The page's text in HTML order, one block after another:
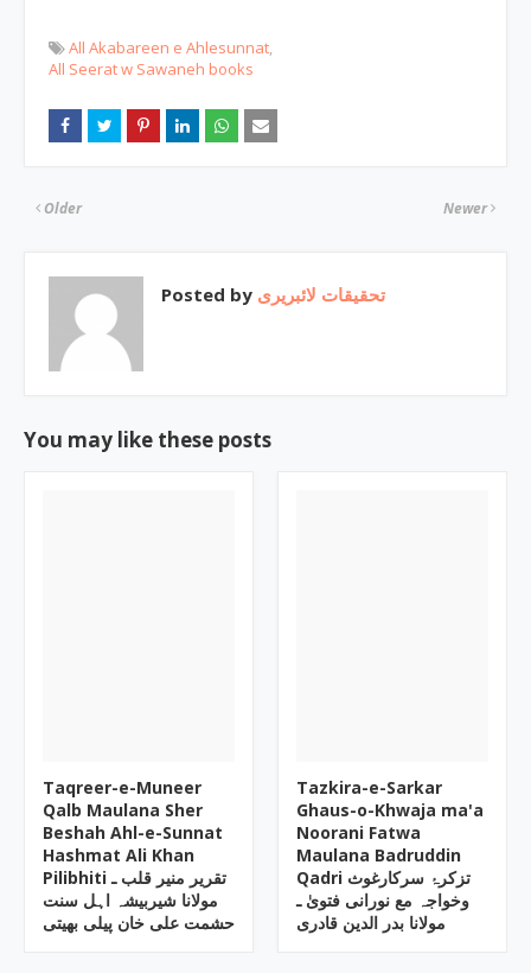
All Akabareen e Ahlesunnat
All Seerat w Sawaneh books
Newer
Older
Posted by تحقیقات لائبریری
You may like these posts
Taqreer-e-Muneer
Qalb Maulana Sher
Beshah Ahl-e-Sunnat
Hashmat Ali Khan
Pilibhiti تقریر منیر قلب ـ
مولانا شیربیشہ اہل سنت
حشمت علی خان پیلی بھیتی
Tazkira-e-Sarkar
Ghaus-o-Khwaja ma'a
Noorani Fatwa
Maulana Badruddin
Qadri تزکرۂ سرکارغوث
وخواجہ مع نورانی فتویٰ ـ
مولانا بدر الدین قادری